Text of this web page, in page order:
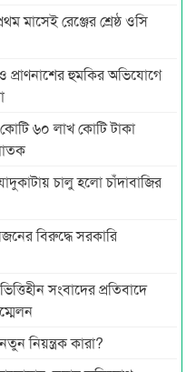
মাসেই রেঞ্জের শ্রেষ্ঠ ওসি
হুমকির অভিযোগে
৬০ লাখ কোটি টাকা
চালু হলো চাঁদাবাজির
বিরুদ্ধে সরকারি
সংবাদের প্রতিবাদে
নিয়ন্ত্রক কারা?